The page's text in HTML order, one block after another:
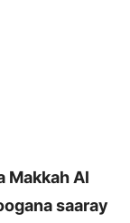
Makkah Al
saaray